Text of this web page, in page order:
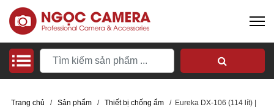
Trang chủ / Sản phẩm / Thiết bị chống ẩm / Eureka DX-106 (114 lít) |